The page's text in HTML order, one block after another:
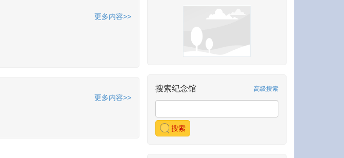
更多内容>>
更多内容>>
搜索纪念馆 高级搜索
搜索